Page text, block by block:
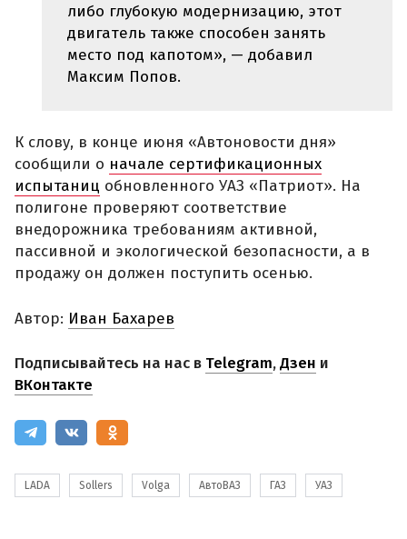
либо глубокую модернизацию, этот
двигатель также способен занять
место под капотом», — добавил
Максим Попов.
К слову, в конце июня «Автоновости дня»
сообщили о начале сертификационных
испытаниц обновленного УАЗ «Патриот». На
полигоне проверяют соответствие
внедорожника требованиям активной,
пассивной и экологической безопасности, а в
продажу он должен поступить осенью.
Автор: Иван Бахарев
Подписывайтесь на нас в Telegram,Дзен и
ВКонтакте
LADA Sollers Volga АвтоВАЗ ГАЗ УАЗ